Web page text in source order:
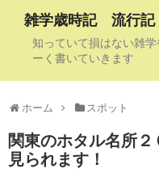
雑学歳時記 流行記
知っていて損はない雑
ーく書いていきます
ホーム スポット
関東のホタル名所
見られます！